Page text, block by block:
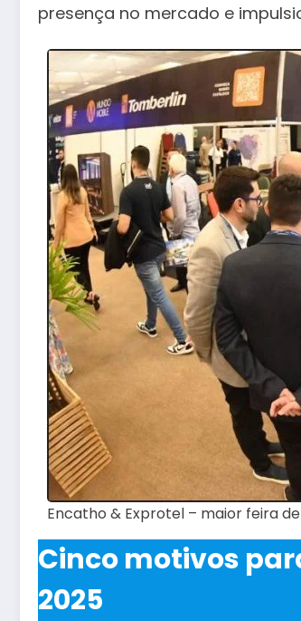
presença no mercado e
Encatho & Exprotel – maior feira
Cinco motivos
2025